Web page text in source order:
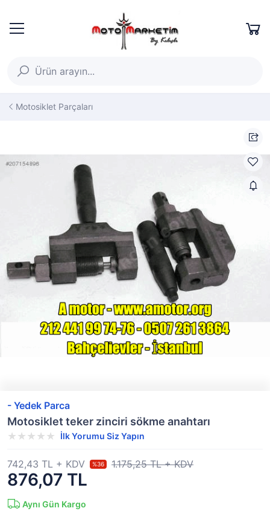
Motosiklet Parçaları
- Yedek Parca
Motosiklet teker zinciri sökme anahtarı
İlk Yorumu Siz Yapın
876,07 TL
742,43 TL + KDV %36 1.175,25 TL + KDV
Aynı Gün Kargo